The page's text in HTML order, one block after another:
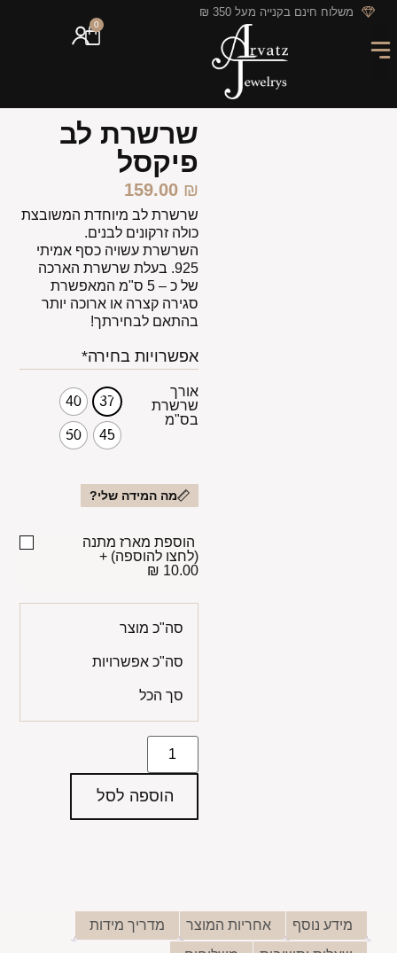
לתוכן משלוח חינם בקנייה מעל 350 ₪
0
שרשרת לב
פיקסל
159.00 ₪
שרשרת לב מיוחדת המשובצת
כולה זרקונים לבנים.
השרשרת עשויה כסף אמיתי
925. בעלת שרשרת הארכה
של כ – 5 ס"מ המאפשרת
סגירה קצרה או ארוכה יותר
בהתאם לבחירתך!
אפשרויות בחירה*
אורך
שרשרת
בס"מ
37
40
45
50
מה המידה שלי?
הוספת מארז מתנה
(לחצו להוספה) +
10.00 ₪
סה"כ מוצר
סה"כ אפשרויות
סך הכל
הוספה לסל
מידע נוסף אחריות המוצר
מדריך מידות